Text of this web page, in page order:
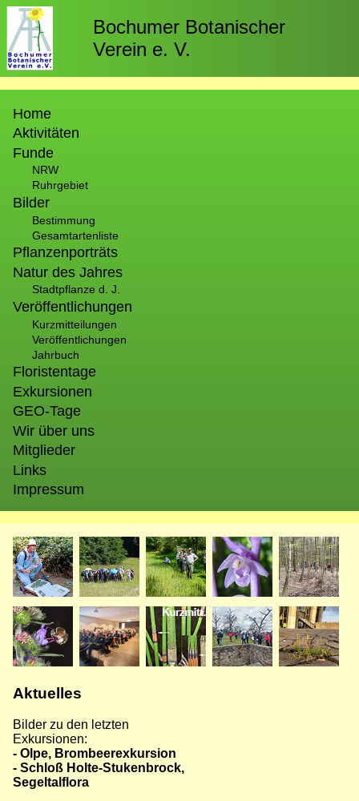
Direkt
zum
Inhalt
Bochumer Botanischer
Verein e. V.
Home
Aktivitäten
Funde
NRW
Ruhrgebiet
Bilder
Bestimmung
Gesamtartenliste
Pflanzenporträts
Natur des Jahres
Stadtpflanze d. J.
Veröffentlichungen
Kurzmitteilungen
Veröffentlichungen
Jahrbuch
Floristentage
Exkursionen
GEO-Tage
Wir über uns
Mitglieder
Links
Impressum
Bild Bild Bild Bild Bild
Bild Bild Bild Bild Bild
Aktuelles
Bilder zu den letzten
Exkursionen:
- Olpe, Brombeerexkursion
- Schloß Holte-Stukenbrock,
Segeltalflora